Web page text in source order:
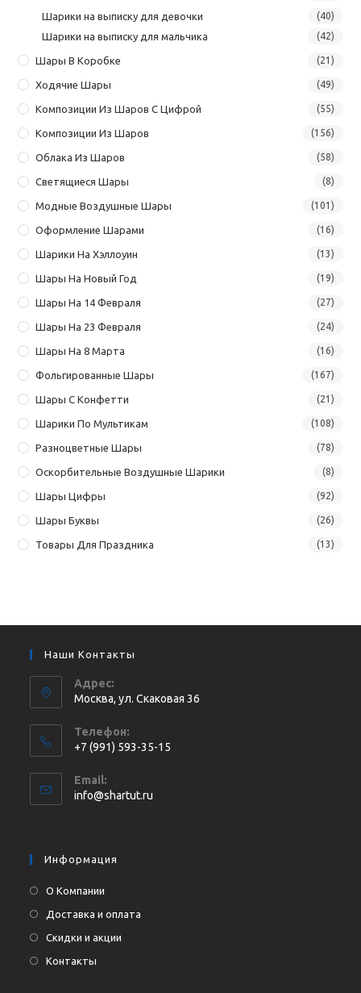
Шарики на выписку для девочки (40)
Шарики на выписку для мальчика (42)
Шары В Коробке (21)
Ходячие Шары (49)
Композиции Из Шаров С Цифрой (55)
Композиции Из Шаров (156)
Облака Из Шаров (58)
Светящиеся Шары (8)
Модные Воздушные Шары (101)
Оформление Шарами (16)
Шарики На Хэллоуин (13)
Шары На Новый Год (19)
Шары На 14 Февраля (27)
Шары На 23 Февраля (24)
Шары На 8 Марта (16)
Фольгированные Шары (167)
Шары С Конфетти (21)
Шарики По Мультикам (108)
Разноцветные Шары (78)
Оскорбительные Воздушные Шарики (8)
Шары Цифры (92)
Шары Буквы (26)
Товары Для Праздника (13)
Наши Контакты
Адрес:
Москва, ул. Cкаковая 36
Телефон:
+7 (991) 593-35-15
в
вашем
Email:
info@shartut.ru
Информация
О Компании
Доставка и оплата
Скидки и акции
Контакты